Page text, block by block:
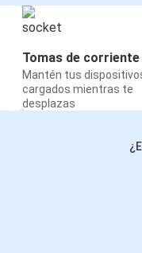
Tomas de corriente
Mantén tus
cargados mientras te
desplazas